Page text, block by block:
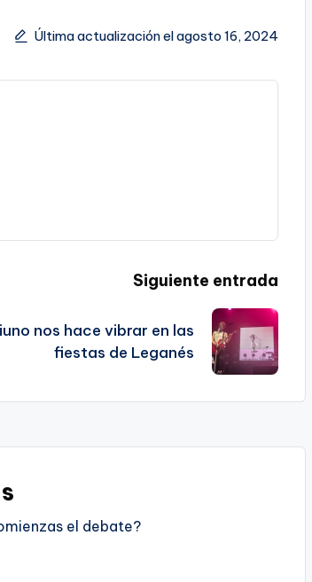
Última actualización el agosto 16, 2024
Siguiente entrada
nos hace vibrar en las
fiestas de Leganés
el debate?